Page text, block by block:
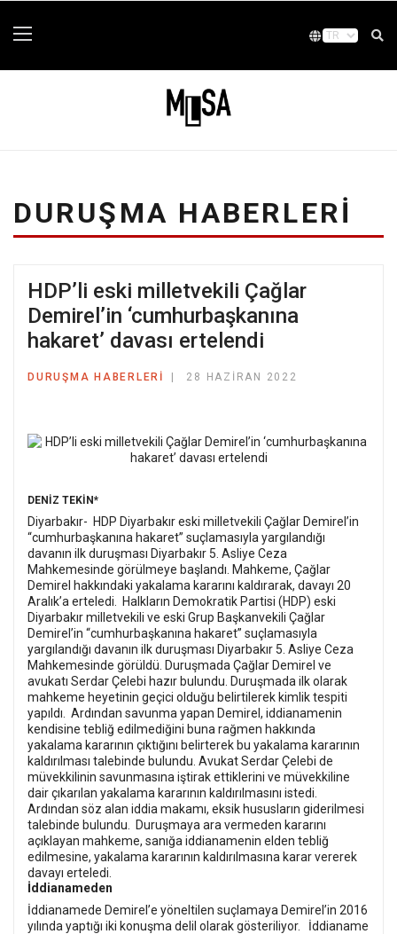
DURUŞMA HABERLERI
HDP’li eski milletvekili Çağlar
Demirel’in ‘cumhurbaşkanına
hakaret’ davası ertelendi
DURUŞMA HABERLERI 28 HAZIRAN 2022
DENİZ TEKİN*
Diyarbakır- HDP Diyarbakır eski milletvekili Çağlar Demirel’in
“cumhurbaşkanına hakaret” suçlamasıyla yargılandığı
davanın ilk duruşması Diyarbakır 5. Asliye Ceza
Mahkemesinde görülmeye başlandı. Mahkeme, Çağlar
Demirel hakkındaki yakalama kararını kaldırarak, davayı 20
Aralık’a erteledi.
Halkların Demokratik Partisi (HDP) eski
Diyarbakır milletvekili ve eski Grup Başkanvekili Çağlar
Demirel’in “cumhurbaşkanına hakaret” suçlamasıyla
yargılandığı davanın ilk duruşması Diyarbakır 5. Asliye Ceza
Mahkemesinde görüldü. Duruşmada Çağlar Demirel ve
avukatı Serdar Çelebi hazır bulundu. Duruşmada ilk olarak
mahkeme heyetinin geçici olduğu belirtilerek kimlik tespiti
yapıldı.
Ardından savunma yapan Demirel, iddianamenin
kendisine tebliğ edilmediğini buna rağmen hakkında
yakalama kararının çıktığını belirterek bu yakalama kararının
kaldırılması talebinde bulundu. Avukat Serdar Çelebi de
müvekkilinin savunmasına iştirak ettiklerini ve müvekkiline
dair çıkarılan yakalama kararının kaldırılmasını istedi.
Ardından söz alan iddia makamı, eksik hususların giderilmesi
talebinde bulundu.
Duruşmaya ara vermeden kararını
açıklayan mahkeme, sanığa iddianamenin elden tebliğ
edilmesine, yakalama kararının kaldırılmasına karar vererek
davayı erteledi.
İddianameden
İddianamede Demirel’e yöneltilen suçlamaya Demirel’in 2016
yılında yaptığı iki konuşma delil olarak gösteriliyor.
İddianame